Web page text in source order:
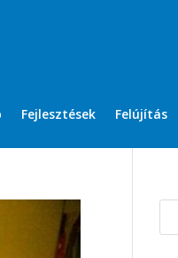
Fejlesztések Felújítás